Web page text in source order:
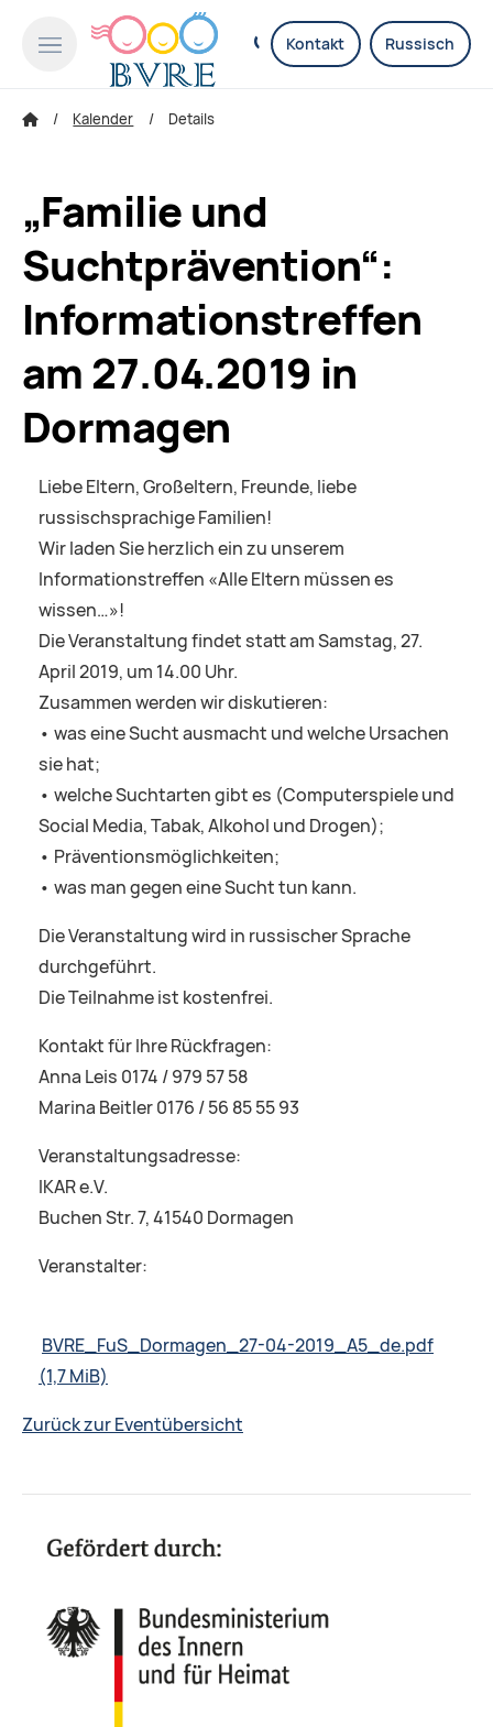
Kontakt Russisch
Kalender Details
„Familie und
Suchtprävention“:
Informationstreffen
am 27.04.2019 in
Dormagen
Liebe Eltern, Großeltern, Freunde, liebe
russischsprachige Familien!
Wir laden Sie herzlich ein zu unserem
Informationstreffen «Alle Eltern müssen es
wissen…»!
Die Veranstaltung findet statt am Samstag, 27.
April 2019, um 14.00 Uhr.
Zusammen werden wir diskutieren:
• was eine Sucht ausmacht und welche Ursachen
sie hat;
• welche Suchtarten gibt es (Computerspiele und
Social Media, Tabak, Alkohol und Drogen);
• Präventionsmöglichkeiten;
• was man gegen eine Sucht tun kann.
Die Veranstaltung wird in russischer Sprache
durchgeführt.
Die Teilnahme ist kostenfrei.
Kontakt für Ihre Rückfragen:
Anna Leis 0174 / 979 57 58
Marina Beitler 0176 / 56 85 55 93
Veranstaltungsadresse:
IKAR e.V.
Buchen Str. 7, 41540 Dormagen
Veranstalter:
BVRE_FuS_Dormagen_27-04-2019_A5_de.pdf
(1,7 MiB)
Zurück zur Eventübersicht